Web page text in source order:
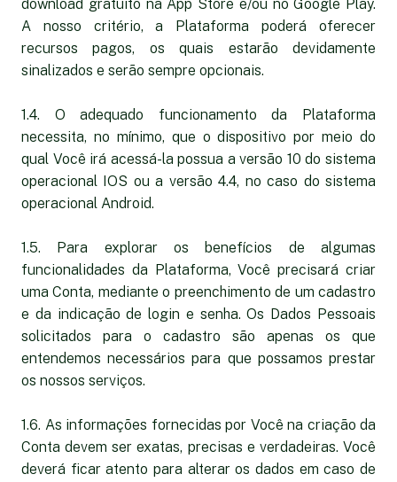
download gratuito na App Store e/ou no Google Play.
A nosso critério, a Plataforma poderá oferecer
recursos pagos, os quais estarão devidamente
sinalizados e serão sempre opcionais.
1.4. O adequado funcionamento da Plataforma
necessita, no mínimo, que o dispositivo por meio do
qual Você irá acessá-la possua a versão 10 do sistema
operacional IOS ou a versão 4.4, no caso do sistema
operacional Android.
1.5. Para explorar os benefícios de algumas
funcionalidades da Plataforma, Você precisará criar
uma Conta, mediante o preenchimento de um cadastro
e da indicação de login e senha. Os Dados Pessoais
solicitados para o cadastro são apenas os que
entendemos necessários para que possamos prestar
os nossos serviços.
1.6. As informações fornecidas por Você na criação da
Conta devem ser exatas, precisas e verdadeiras. Você
deverá ficar atento para alterar os dados em caso de